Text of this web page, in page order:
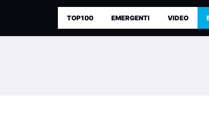
TOP100 EMERGENTI VIDEO